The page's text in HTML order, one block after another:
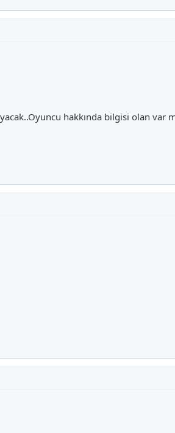
hakkında bilgisi olan var